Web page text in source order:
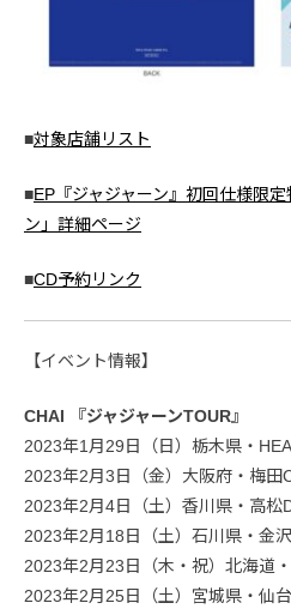
■対象店舗リスト
■EP『ジャジャーン』初回仕様限
ン」詳細ページ
■CD予約リンク
【イベント情報】
CHAI 『ジャジャーンTOUR』
2023年1月29日（日）栃木県・
2023年2月3日（金）大阪府・梅田
2023年2月4日（土）香川県・高松
2023年2月18日（土）石川県・金
2023年2月23日（木・祝）北海道
2023年2月25日（土）宮城県・仙